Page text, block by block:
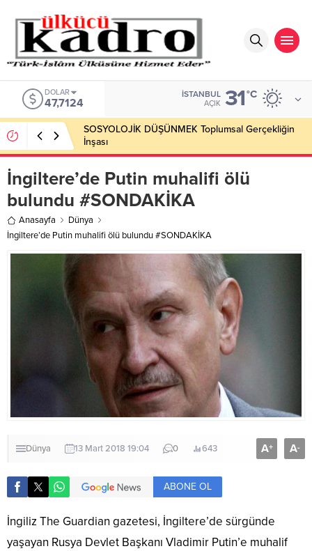
DOLAR
47,7124
İSTANBUL
AÇIK 31°C
SOSYOLOJİK DÜŞÜNMEK Toplumsal Gerçekliğin
İnşası
İngiltere’de Putin muhalifi ölü
bulundu #SONDAKİKA
Anasayfa
Dünya
İngiltere’de Putin muhalifi ölü bulundu #SONDAKİKA
Dünya 13 Mart 2018 19:04 0 643 A+ A-
ABONE OL
İngiliz The Guardian gazetesi, İngiltere’de sürgünde
yaşayan Rusya Devlet Başkanı Vladimir Putin’e muhalif